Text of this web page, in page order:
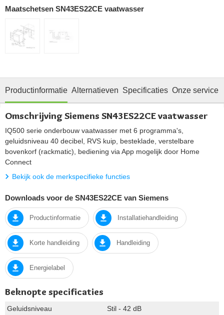
Maatschetsen SN43ES22CE vaatwasser
Productinformatie Alternatieven Specificaties Onze service
Omschrijving Siemens SN43ES22CE vaatwasser
IQ500 serie onderbouw vaatwasser met 6 programma's,
geluidsniveau 40 decibel, RVS kuip, besteklade, verstelbare
bovenkorf (rackmatic), bediening via App mogelijk door Home
Connect
Bekijk ook de merkspecifieke functies
Downloads voor de SN43ES22CE van Siemens
Productinformatie Installatiehandleiding
Korte handleiding Handleiding
Energielabel
Beknopte specificaties
Geluidsniveau
Stil - 42 dB